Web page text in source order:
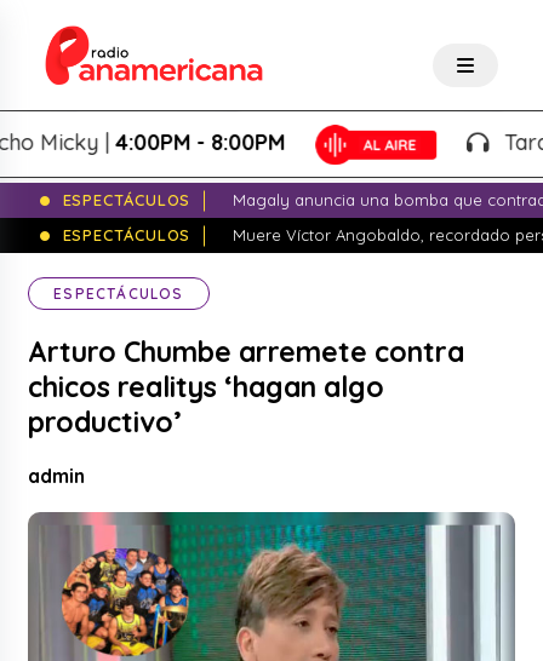
|4:00PM - 8:00PM Tardeo
ESPECTÁCULOS
Magaly anuncia una bomba que
ESPECTÁCULOS
Muere Víctor Angobaldo, recordado
ESPECTÁCULOS
Arturo Chumbe arremete contra
chicos realitys ‘hagan algo
productivo’
admin